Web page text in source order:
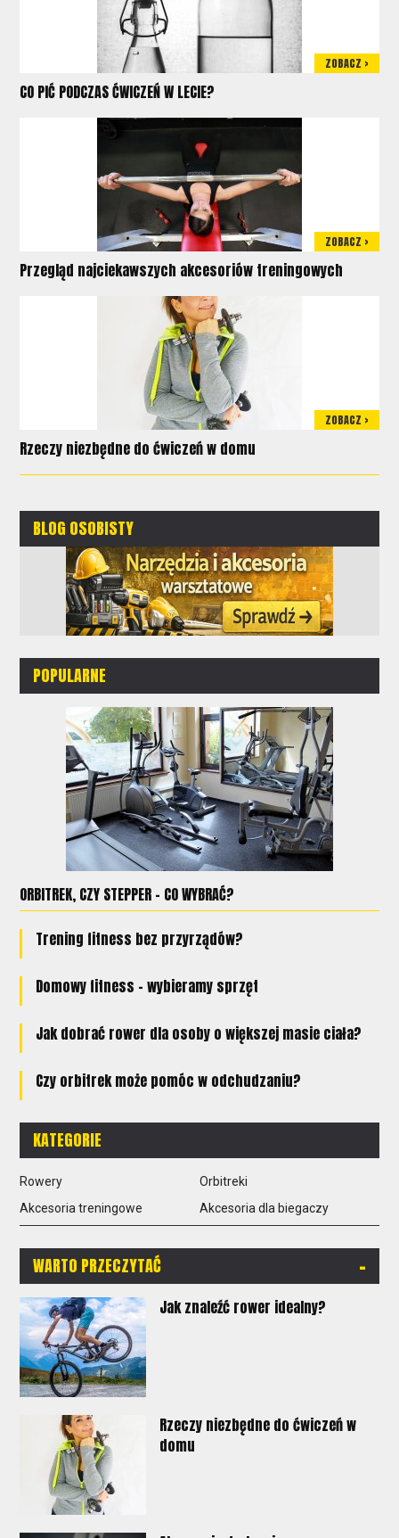
ZOBACZ >
CO PIĆ PODCZAS ĆWICZEŃ W LECIE?
ZOBACZ >
Przegląd najciekawszych akcesoriów treningowych
ZOBACZ >
Rzeczy niezbędne do ćwiczeń w domu
BLOG OSOBISTY
POPULARNE
ORBITREK, CZY STEPPER - CO WYBRAĆ?
Trening fitness bez przyrządów?
Domowy fitness – wybieramy sprzęt
Jak dobrać rower dla osoby o większej masie ciała?
Czy orbitrek może pomóc w odchudzaniu?
KATEGORIE
Rowery
Orbitreki
Akcesoria treningowe
Akcesoria dla biegaczy
WARTO PRZECZYTAĆ -
Jak znaleźć rower idealny?
Rzeczy niezbędne do ćwiczeń w
domu